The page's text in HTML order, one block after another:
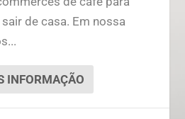
de casa. Em nossa
INFORMAÇÃO